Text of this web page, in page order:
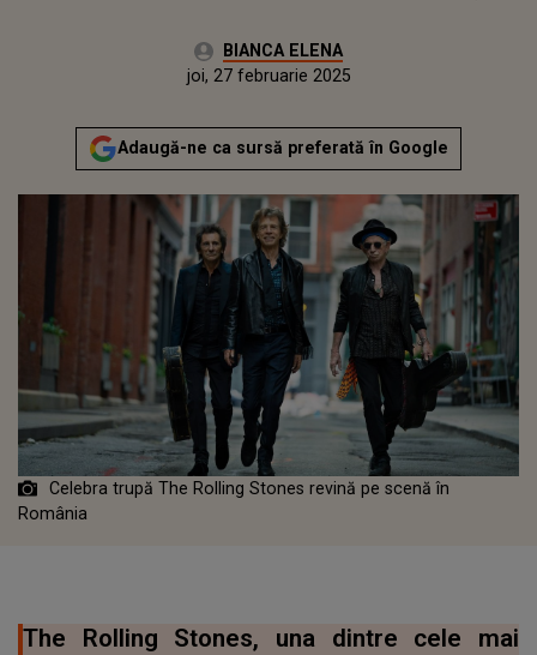
Autor:BIANCA ELENA
Actualizat:
joi, 27 februarie 2025
Adaugă-ne ca sursă preferată în Google
Celebra trupă The Rolling Stones revină pe scenă în
România
The Rolling Stones, una dintre cele mai